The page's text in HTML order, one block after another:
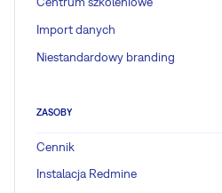
Import danych
Niestandardowy branding
ZASOBY
Cennik
Instalacja Redmine